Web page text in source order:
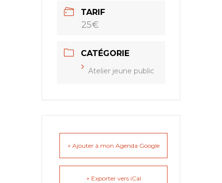
TARIF
25€
CATÉGORIE
Atelier jeune public
+ Ajouter à mon Agenda Google
+ Exporter vers iCal